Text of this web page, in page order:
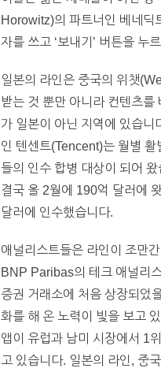
Horowitz)의 파트너인 베네딕
자를 쓰고 ‘보내기’ 버튼을 누
일본의 라인은 중국의 위챗
받는 것 뿐만 아니라 컨텐츠
가 일본이 아닌 지역에 있습
인 텐센트(Tencent)는 월별
들의 인수 합병 대상이 되어
결국 올 2월에 190억 달러에
달러에 인수했습니다.
애널리스트들은 라인이 조만
BNP Paribas의 테크 애널리
증권 거래소에 처음 상장되었
화를 해 온 노력이 빛을 보고
앱이 유럽과 남미 시장에서 1
고 있습니다. 일본의 라인, 중